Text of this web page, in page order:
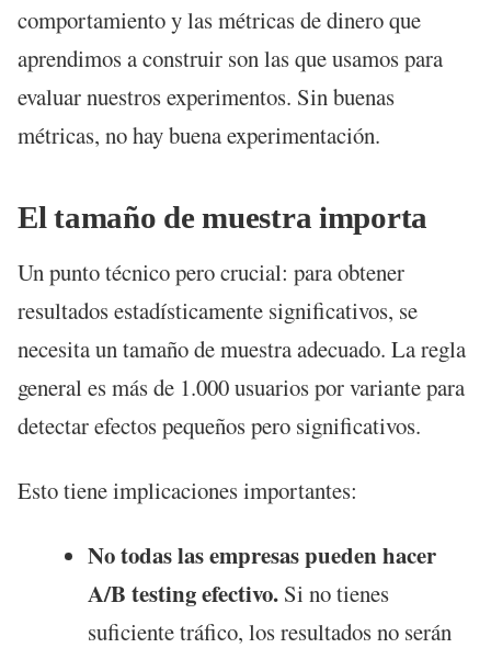
comportamiento y las métricas de dinero que
aprendimos a construir son las que usamos para
evaluar nuestros experimentos. Sin buenas
métricas, no hay buena experimentación.
El tamaño de muestra importa
Un punto técnico pero crucial: para obtener
resultados estadísticamente significativos, se
necesita un tamaño de muestra adecuado. La regla
general es más de 1.000 usuarios por variante para
detectar efectos pequeños pero significativos.
Esto tiene implicaciones importantes:
No todas las empresas pueden hacer
A/B testing efectivo. Si no tienes
suficiente tráfico, los resultados no serán